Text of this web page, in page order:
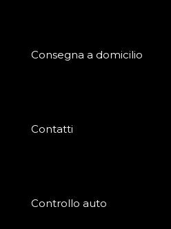
Consegna a domicilio
Contatti
Controllo auto